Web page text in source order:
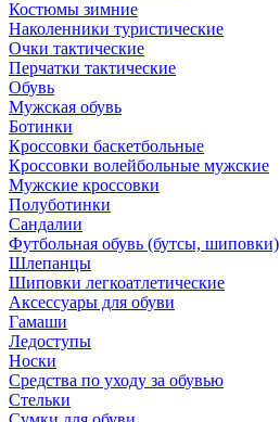
Костюмы зимние
Наколенники туристические
Очки тактические
Перчатки тактические
Обувь
Мужская обувь
Ботинки
Кроссовки баскетбольные
Кроссовки волейбольные мужские
Мужские кроссовки
Полуботинки
Сандалии
Футбольная обувь (бутсы, шиповки)
Шлепанцы
Шиповки легкоатлетические
Аксессуары для обуви
Гамаши
Ледоступы
Носки
Средства по уходу за обувью
Стельки